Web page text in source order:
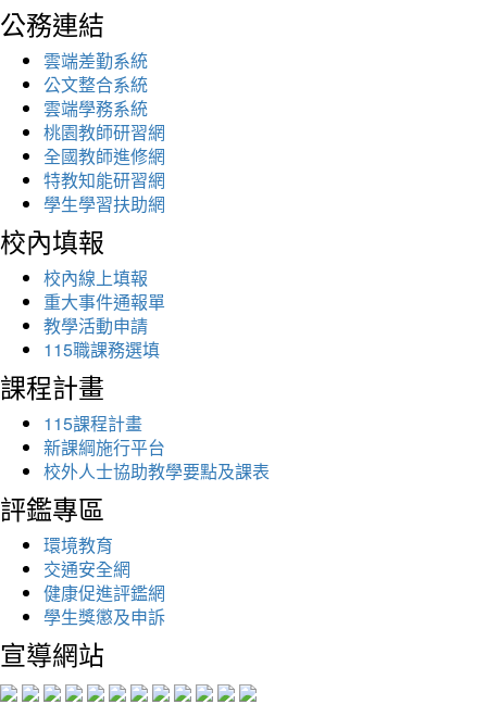
公務連結
雲端差勤系統
公文整合系統
雲端學務系統
桃園教師研習網
全國教師進修網
特教知能研習網
學生學習扶助網
校內填報
校內線上填報
重大事件通報單
教學活動申請
115職課務選填
課程計畫
115課程計畫
新課綱施行平台
校外人士協助教學要點及課表
評鑑專區
環境教育
交通安全網
健康促進評鑑網
學生獎懲及申訴
宣導網站